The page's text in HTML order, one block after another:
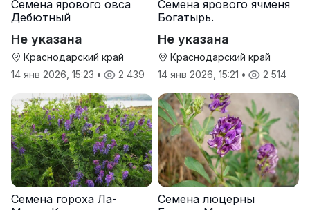
Семена ярового овса
Дебютный
Не указана
Краснодарский край
14 янв 2026, 15:23 • 2 439
Семена ярового ячменя
Богатырь.
Не указана
Краснодарский край
14 янв 2026, 15:21 • 2 514
Семена гороха Ла-
Семена люцерны